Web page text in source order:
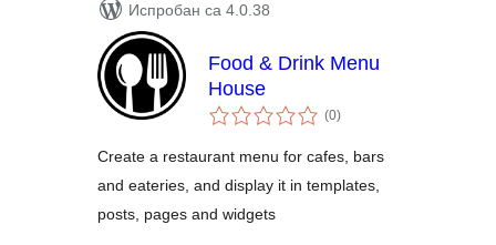
Испробан са 4.0.38
Food & Drink Menu
House
(0укупних
оцена
)
Create a restaurant menu for cafes, bars
and eateries, and display it in templates,
posts, pages and widgets